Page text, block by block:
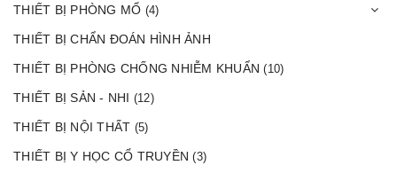
THIẾT BỊ PHÒNG MỔ (4)
THIẾT BỊ CHẨN ĐOÁN HÌNH ẢNH
THIẾT BỊ PHÒNG CHỐNG NHIỄM KHUẨN(10)
THIẾT BỊ SẢN - NHI (12)
THIẾT BỊ NỘI THẤT (5)
THIẾT BỊ Y HỌC CỔ TRUYỀN(3)